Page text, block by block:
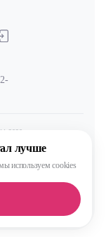
области
лучше
используем cookies